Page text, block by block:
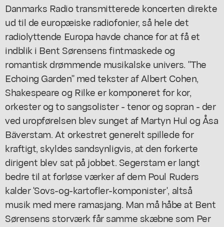
Danmarks Radio transmitterede koncerten direkte
ud til de europæiske radiofonier, så hele det
radiolyttende Europa havde chance for at få et
indblik i Bent Sørensens fintmaskede og
romantisk drømmende musikalske univers. "The
Echoing Garden" med tekster af Albert Cohen,
Shakespeare og Rilke er komponeret for kor,
orkester og to sangsolister - tenor og sopran - der
ved uropførelsen blev sunget af Martyn Hul og Åsa
Bäverstam. At orkestret generelt spillede for
kraftigt, skyldes sandsynligvis, at den forkerte
dirigent blev sat på jobbet. Segerstam er langt
bedre til at forløse værker af dem Poul Ruders
kalder 'Sovs-og-kartofler-komponister', altså
musik med mere ramasjang. Man må håbe at Bent
Sørensens storværk får samme skæbne som Per